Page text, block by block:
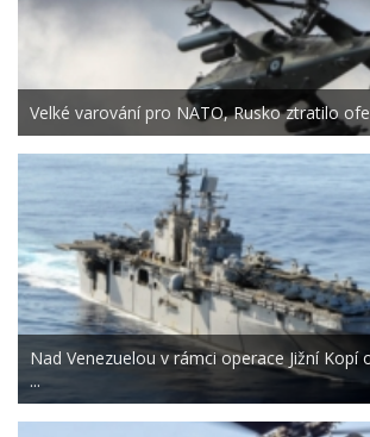
Velké varování pro NATO, Rusko ztratilo
Nad Venezuelou v rámci operace Jižní Kopí
...